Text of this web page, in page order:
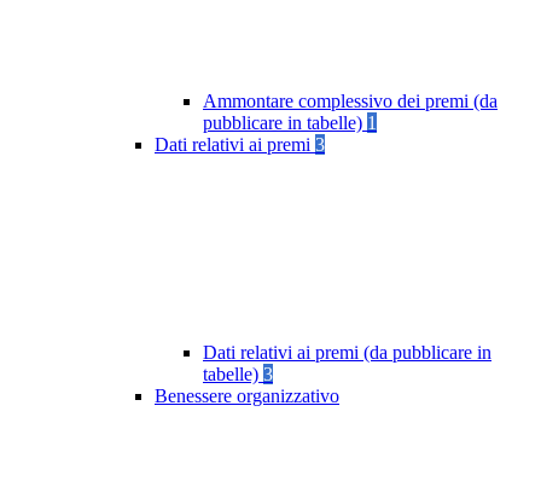
Ammontare complessivo dei premi (da
pubblicare in tabelle) 1
Dati relativi ai premi 3
Dati relativi ai premi (da pubblicare in
tabelle) 3
Benessere organizzativo